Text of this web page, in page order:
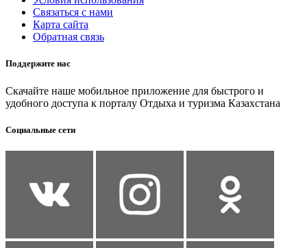
Связаться с нами
Карта сайта
Обратная связь
Поддержите нас
Скачайте наше мобильное приложение для быстрого и
удобного доступа к порталу Отдыха и туризма Казахстана
Социальные сети